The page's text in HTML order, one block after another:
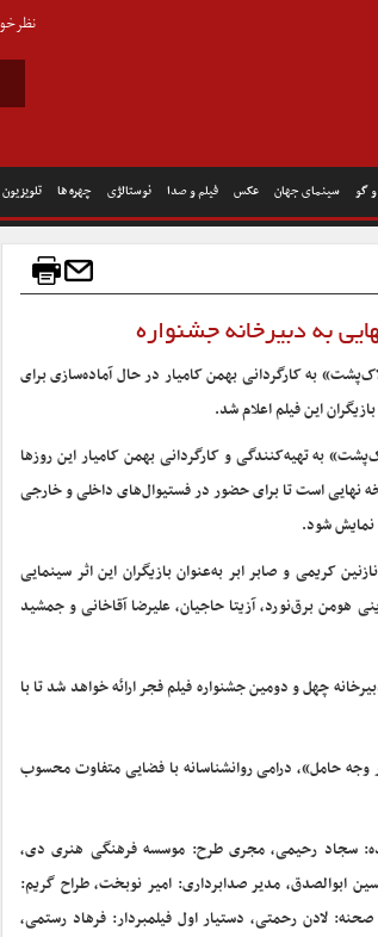
گو سینمای جهان عکس فیلم و صدا نوستالژی چهره ها تلویزیون
به دبیرخانه جشنواره
به کارگردانی بهمن کامیار در حال آماده‌سازی برای
این فیلم اعلام شد.
به تهیه‌کنندگی و کارگردانی بهمن کامیار این روزها
نهایی است تا برای حضور در فستیوال‌های داخلی و خارجی
نمایش شود.
کریمی و صابر ابر به‌عنوان بازیگران این اثر سینمایی
هومن برق‌نورد، آزیتا حاجیان، علیرضا آقاخانی و جمشید
چهل و دومین جشنواره فیلم فجر ارائه خواهد شد تا با
وجه حامل»، درامی روانشناسانه با فضایی متفاوت محسوب
سجاد رحیمی، مجری طرح: موسسه فرهنگی هنری دی،
ابوالصدق، مدیر صدابرداری: امیر نوبخت، طراح گریم:
لادن رحمتی، دستیار اول فیلمبردار: فرهاد رستمی،